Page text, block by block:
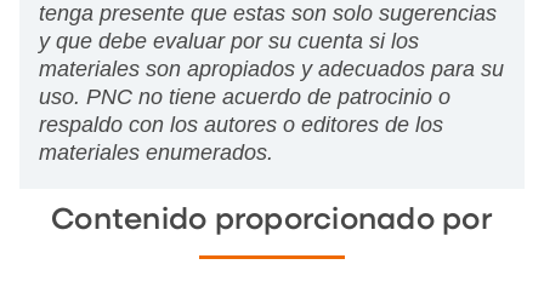
tenga presente que estas son solo sugerencias
y que debe evaluar por su cuenta si los
materiales son apropiados y adecuados para su
uso. PNC no tiene acuerdo de patrocinio o
respaldo con los autores o editores de los
materiales enumerados.
Contenido proporcionado por